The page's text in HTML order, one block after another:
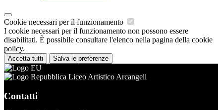
Cookie necessari per il funzionamento
I cookie necessari per il funzionamento non possono essere
disabilitati. È possibile consultare l'elenco nella pagina della cookie
policy.
Accetta tutti Salva le preferenze
Liceo Artistico Arcangeli
Contatti